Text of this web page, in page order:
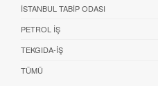
İSTANBUL TABIP ODASI
PETROL İŞ
TEKGIDA-İŞ
TÜMÜ